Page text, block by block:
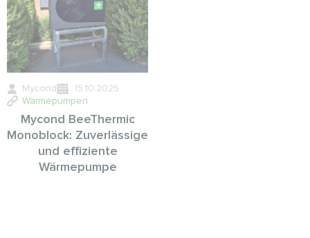
Mycond
15.10.2025
Wärmepumpen
Mycond BeeThermic
Monoblock: Zuverlässige
und effiziente
Wärmepumpe